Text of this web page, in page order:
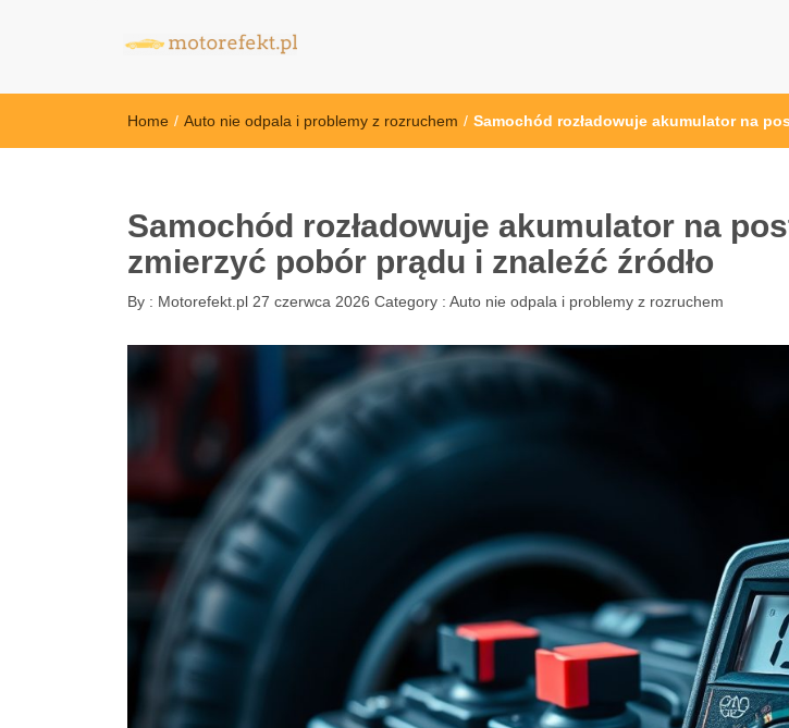
Home / Auto nie odpala i problemy z rozruchem / Samochód rozładowuje akumulator na
Samochód rozładowuje akumulator na
zmierzyć pobór prądu i znaleźć źródło
By : Motorefekt.pl 27 czerwca 2026 Category : Auto nie odpala i problemy z rozruchem